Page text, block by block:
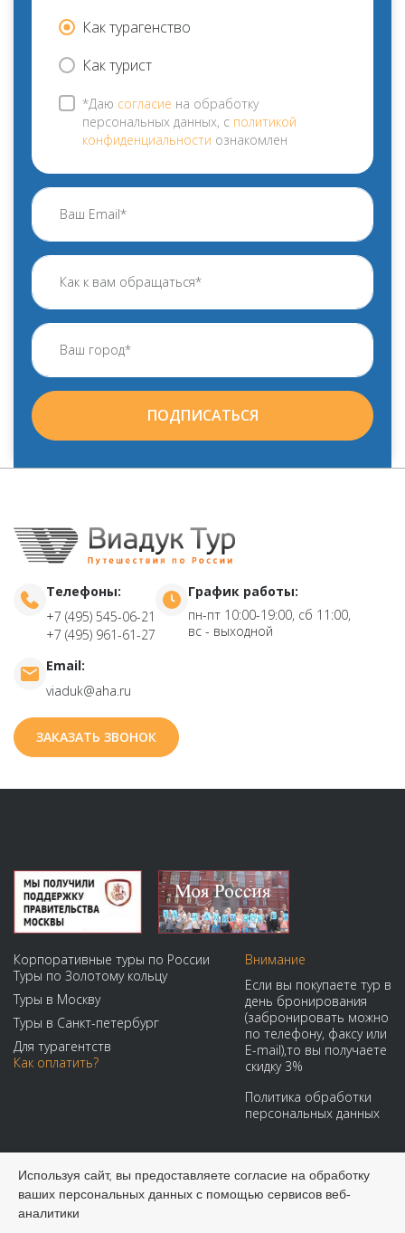
Как турагенство
Как турист
*Даю согласие на обработку
персональных данных, с политикой
конфиденциальности ознакомлен
ПОДПИСАТЬСЯ
Телефоны:
+7 (495) 545-06-21
+7 (495) 961-61-27
График работы:
пн-пт 10:00-19:00, сб 11:00,
вс - выходной
Email:
viaduk@aha.ru
ЗАКАЗАТЬ ЗВОНОК
Корпоративные туры по России
Туры по Золотому кольцу
Туры в Москву
Туры в Санкт-петербург
Для турагентств
Как оплатить?
Внимание
Если вы покупаете тур в
день бронирования
(забронировать можно
по телефону, факсу или
E-mail),то вы получаете
скидку 3%
Политика обработки
персональных данных
Мы принимаем:
Используя сайт, вы предоставляете согласие на обработку
ваших персональных данных с помощью сервисов веб-
аналитики